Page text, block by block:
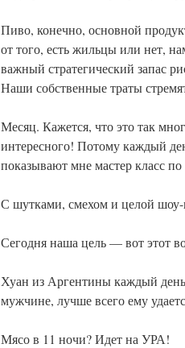
Пиво, конечно, основной
от того, есть жильцы или нет,
важный стратегический запас
Наши собственные траты
Месяц. Кажется, что это так
интересного! Потому каждый
показывают мне мастер класс по
С шутками, смехом и целой
Сегодня наша цель — вот этот
Хуан из Аргентины каждый
мужчине, лучше всего ему
Мясо в 11 ночи? Идет на УРА!